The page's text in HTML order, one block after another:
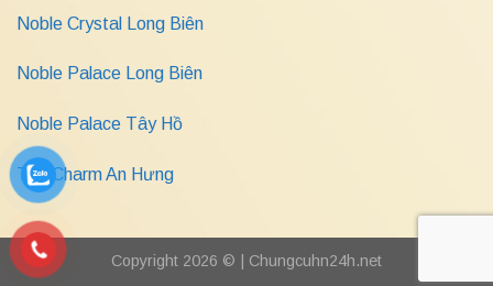
Noble Crystal Long Biên
Noble Palace Long Biên
Noble Palace Tây Hồ
The Charm An Hưng
Copyright 2026 © | Chungcuhn24h.net